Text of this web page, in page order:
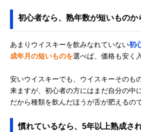
初心者なら、熟年数が短いものか
あまりウイスキーを飲みなれていない初
成年月の短いものを選べば、価格も安く
安いウイスキーでも、ウイスキーそのも
来ますが、初心者の方にはまだ自分の中
だから種類を飲んだほうが舌が肥えるので
慣れているなら、5年以上熟成さ